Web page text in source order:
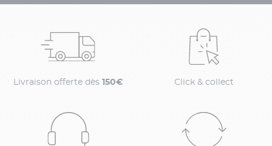
Livraison offerte dès 150€ Click & collect